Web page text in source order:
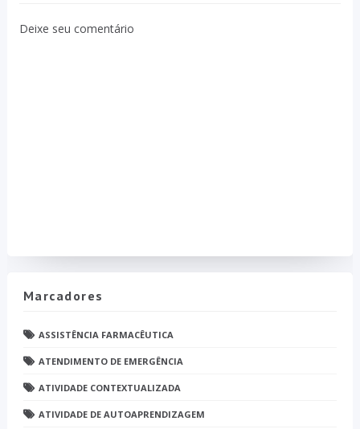
Deixe seu comentário
Marcadores
ASSISTÊNCIA FARMACÊUTICA
ATENDIMENTO DE EMERGÊNCIA
ATIVIDADE CONTEXTUALIZADA
ATIVIDADE DE AUTOAPRENDIZAGEM